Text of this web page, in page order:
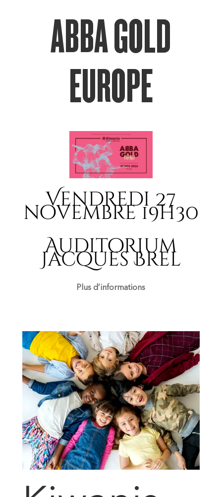
ABBA GOLD
EUROPE
Vendredi 27
novembre 19h30
Auditorium
Jacques Brel
Plus d’informations